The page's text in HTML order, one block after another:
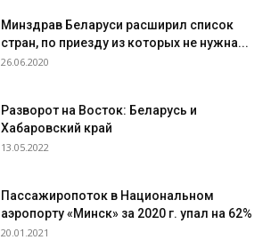
Минздрав Беларуси расширил список
стран, по приезду из которых не нужна...
26.06.2020
Разворот на Восток: Беларусь и
Хабаровский край
13.05.2022
Пассажиропоток в Национальном
аэропорту «Минск» за 2020 г. упал на 62%
20.01.2021